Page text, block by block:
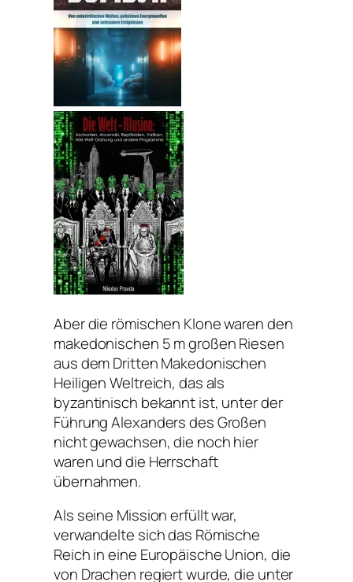
Aber die römischen Klone waren den
makedonischen 5 m großen Riesen
aus dem Dritten Makedonischen
Heiligen Weltreich, das als
byzantinisch bekannt ist, unter der
Führung Alexanders des Großen
nicht gewachsen, die noch hier
waren und die Herrschaft
übernahmen.
Als seine Mission erfüllt war,
verwandelte sich das Römische
Reich in eine Europäische Union, die
von Drachen regiert wurde, die unter